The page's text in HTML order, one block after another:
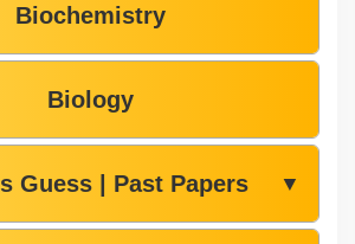
Biochemistry
Biology
Guess | Past Papers ▼